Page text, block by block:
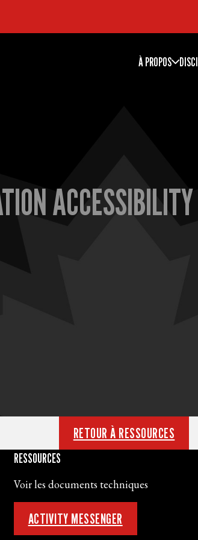
À PROPOS
RETOUR À RESSOURCES
RESSOURCES
Voir les documents techniques
ACTIVITY MESSENGER